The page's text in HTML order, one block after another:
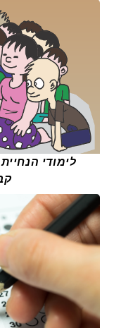
לימודי